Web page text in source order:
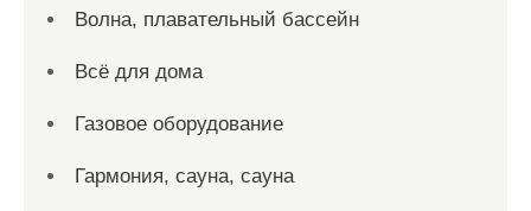
Волна, плавательный бассейн
Всё для дома
Газовое оборудование
Гармония, сауна, сауна